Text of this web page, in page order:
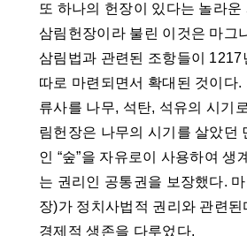
또 하나의 헌장이 있다는 놀라운
삼림헌장이라 불린 이것은 마그
삼림법과 관련된 조항들이 1217
따로 마련되면서 확대된 것이다.
류사를 나무, 석탄, 석유의 시기
림헌장은 나무의 시기를 살았던
인 “숲”을 자유로이 사용하여 생
는 권리인 공통권을 보장했다.
장)가 정치사법적 권리와 관련
경제적 생존을 다루었다.